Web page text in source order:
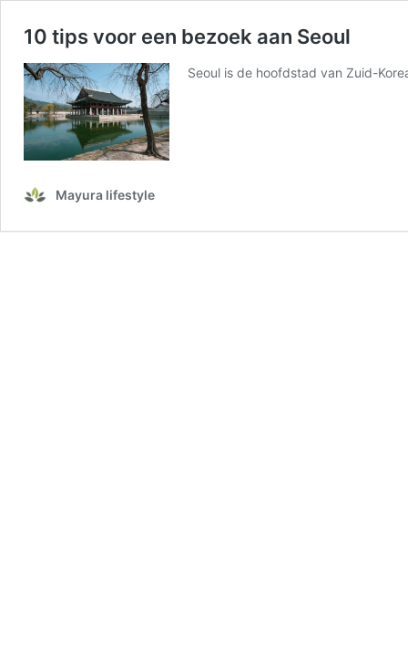
10 tips voor een bezoek aan Seoul
Seoul is de hoofdstad van Zuid-
Mayura lifestyle